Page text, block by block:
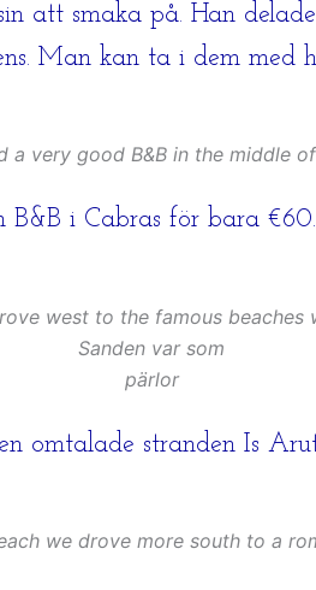
att smaka på. Han
Man kan ta i dem med
a very good B&B in the middle
i Cabras för bara
west to the famous beaches
Sanden var som
pärlor
omtalade stranden Is
we drove more south to a